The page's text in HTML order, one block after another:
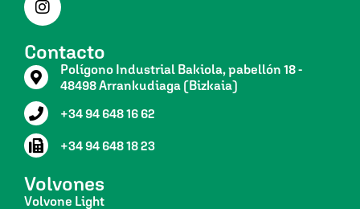
Contacto
Polígono Industrial Bakiola, pabellón 18 -
48498 Arrankudiaga (Bizkaia)
+34 94 648 16 62
+34 94 648 18 23
Volvones
Volvone Light